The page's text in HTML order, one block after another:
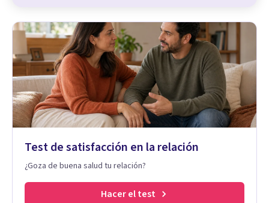
Test de satisfacción en la relación
¿Goza de buena salud tu relación?
Hacer el test